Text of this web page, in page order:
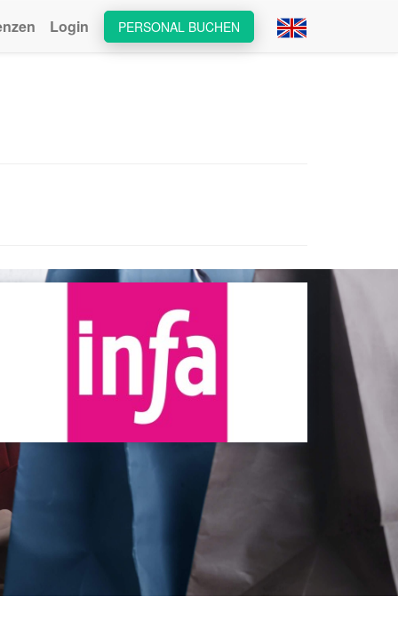
PERSONAL BUCHEN
Login